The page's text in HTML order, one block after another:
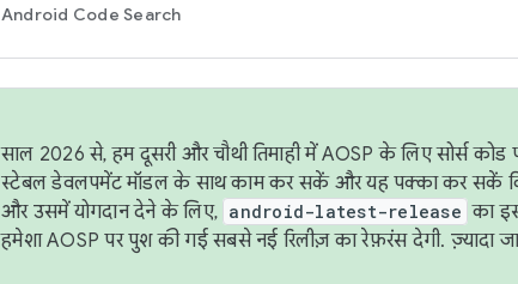
Android Code Search
साल 2026 से, हम दूसरी और चौथी तिमाही में AOSP के लिए सोर्स
स्टेबल डेवलपमेंट मॉडल के साथ काम कर सकें और यह पक्का कर सकें कि
और उसमें योगदान देने के लिए, android-latest-release का
हमेशा AOSP पर पुश की गई सबसे नई रिलीज़ का रेफ़रंस देगी. ज़्यादा